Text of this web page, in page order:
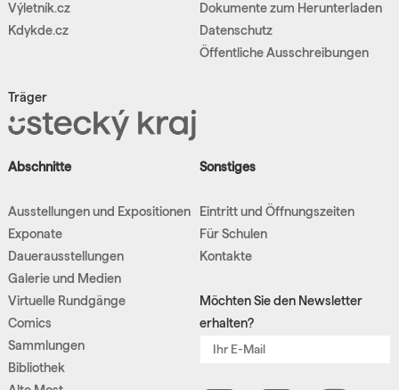
Výletník.cz
Kdykde.cz
Träger
Dokumente zum Herunterladen
Datenschutz
Öffentliche Ausschreibungen
Abschnitte
Ausstellungen und Expositionen
Exponate
Dauerausstellungen
Galerie und Medien
Virtuelle Rundgänge
Comics
Sammlungen
Bibliothek
Sonstiges
Eintritt und Öffnungszeiten
Für Schulen
Kontakte
Möchten Sie den Newsletter
erhalten?